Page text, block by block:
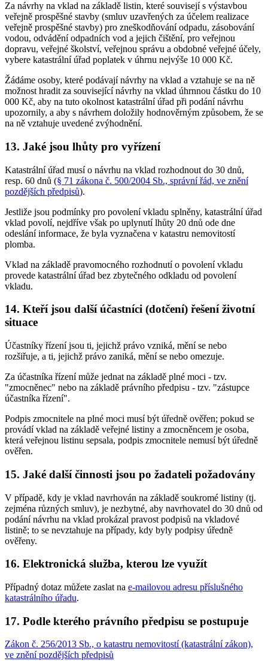
Za návrhy na vklad na základě listin, které souvisejí s výstavbou
veřejně prospěšné stavby (smluv uzavřených za účelem realizace
veřejně prospěšné stavby) pro zneškodňování odpadu, zásobování
vodou, odvádění odpadních vod a jejich čištění, pro veřejnou
dopravu, veřejné školství, veřejnou správu a obdobné veřejné účely,
vybere katastrální úřad poplatek v úhrnu nejvýše 10 000 Kč.
Žádáme osoby, které podávají návrhy na vklad a vztahuje se na ně
možnost hradit za související návrhy na vklad úhrnnou částku do 10
000 Kč, aby na tuto okolnost katastrální úřad při podání návrhu
upozornily, a aby s návrhem doložily hodnověrným způsobem, že se
na ně vztahuje uvedené zvýhodnění.
13. Jaké jsou lhůty pro vyřízení
Katastrální úřad musí o návrhu na vklad rozhodnout do 30 dnů,
resp. 60 dnů (§ 71 zákona č. 500/2004 Sb., správní řád, ve znění
pozdějších předpisů).
Jestliže jsou podmínky pro povolení vkladu splněny, katastrální úřad
vklad povolí, nejdříve však po uplynutí lhůty 20 dnů ode dne
odeslání informace, že byla vyznačena v katastru nemovitostí
plomba.
Vklad na základě pravomocného rozhodnutí o povolení vkladu
provede katastrální úřad bez zbytečného odkladu od povolení
vkladu.
14. Kteří jsou další účastníci (dotčení) řešení životní
situace
Účastníky řízení jsou ti, jejichž právo vzniká, mění se nebo
rozšiřuje, a ti, jejichž právo zaniká, mění se nebo omezuje.
Za účastníka řízení může jednat na základě plné moci - tzv.
"zmocněnec" nebo na základě právního předpisu - tzv. "zástupce
účastníka řízení".
Podpis zmocnitele na plné moci musí být úředně ověřen; pokud se
provádí vklad na základě veřejné listiny a zmocněncem je osoba,
která veřejnou listinu sepsala, podpis zmocnitele nemusí být úředně
ověřen.
15. Jaké další činnosti jsou po žadateli požadovány
V případě, kdy je vklad navrhován na základě soukromé listiny (tj.
zejména různých smluv), je nezbytné, aby navrhovatel do 30 dnů od
podání návrhu na vklad prokázal pravost podpisů na vkladové
listině; to se nevztahuje na případy, kdy byly podpisy úředně
ověřeny.
16. Elektronická služba, kterou lze využít
Případný dotaz můžete zaslat na e-mailovou adresu příslušného
katastrálního úřadu.
17. Podle kterého právního předpisu se postupuje
Zákon č. 256/2013 Sb., o katastru nemovitostí (katastrální zákon),
ve znění pozdějších předpisů